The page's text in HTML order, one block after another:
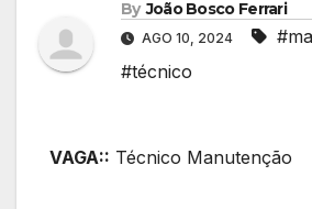
By João Bosco Ferrari
AGO 10, 2024
#técnico
VAGA:: Técnico Manutenção